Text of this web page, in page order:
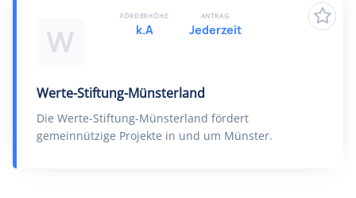
W
Werte-Stiftung-Münsterland
Die Werte-Stiftung-Münsterland fördert
gemeinnützige Projekte in und um Münster.
FÖRDERHÖHE
k.A
ANTRAG
Jederzeit